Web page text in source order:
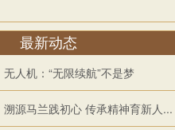
最新动态
无人机：“无限续航”不是梦
溯源马兰践初心 传承精神育新人...